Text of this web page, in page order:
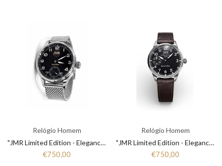
Relógio Homem
"JMR Limited Edition - Elegance that Marks Time"
€750,00
Relógio Homem
"JMR Limited Edition - Elegance that Marks Time"
€750,00